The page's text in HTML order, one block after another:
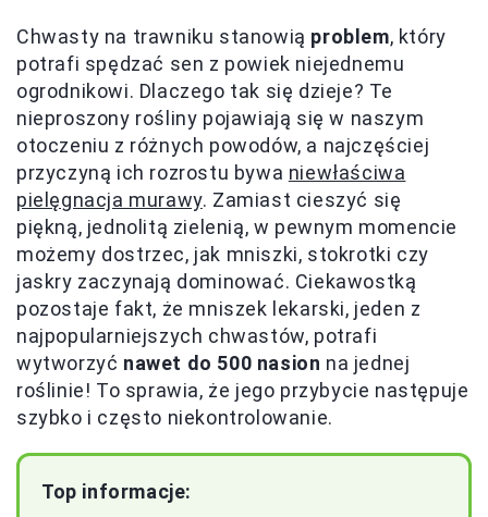
Chwasty na trawniku stanowią problem, który
potrafi spędzać sen z powiek niejednemu
ogrodnikowi. Dlaczego tak się dzieje? Te
nieproszony rośliny pojawiają się w naszym
otoczeniu z różnych powodów, a najczęściej
przyczyną ich rozrostu bywa niewłaściwa
pielęgnacja murawy. Zamiast cieszyć się
piękną, jednolitą zielenią, w pewnym momencie
możemy dostrzec, jak mniszki, stokrotki czy
jaskry zaczynają dominować. Ciekawostką
pozostaje fakt, że mniszek lekarski, jeden z
najpopularniejszych chwastów, potrafi
wytworzyć nawet do 500 nasion na jednej
roślinie! To sprawia, że jego przybycie następuje
szybko i często niekontrolowanie.
Top informacje: